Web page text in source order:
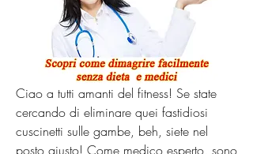
Ciao a tutti amanti del fitness! Se state
cercando di eliminare quei fastidiosi
cuscinetti sulle gambe, beh, siete nel
posto giusto! Come medico esperto, sono